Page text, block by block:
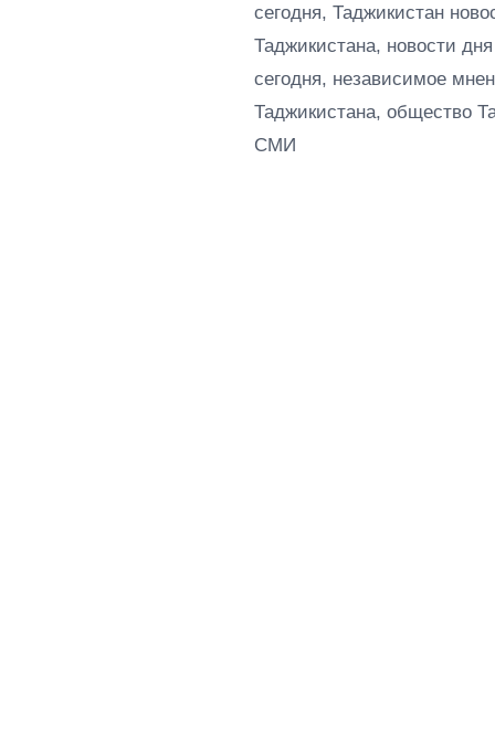
сегодня, Таджикистан
Таджикистана, новости
сегодня, независимое
Таджикистана, общество
СМИ